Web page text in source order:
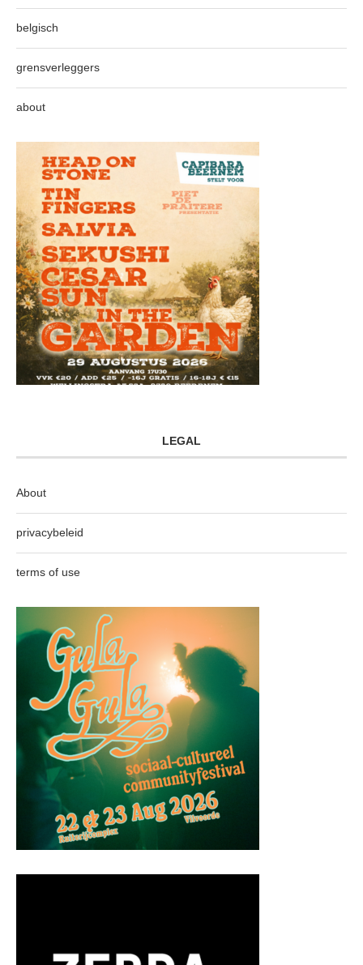
belgisch
grensverleggers
about
LEGAL
About
privacybeleid
terms of use